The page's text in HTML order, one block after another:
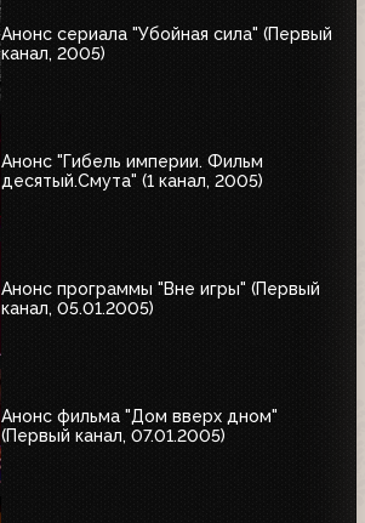
Анонс сериала "Убойная сила" (Первый
канал, 2005)
Анонс "Гибель империи. Фильм
десятый.Смута" (1 канал, 2005)
Анонс программы "Вне игры" (Первый
канал, 05.01.2005)
Анонс фильма "Дом вверх дном"
(Первый канал, 07.01.2005)